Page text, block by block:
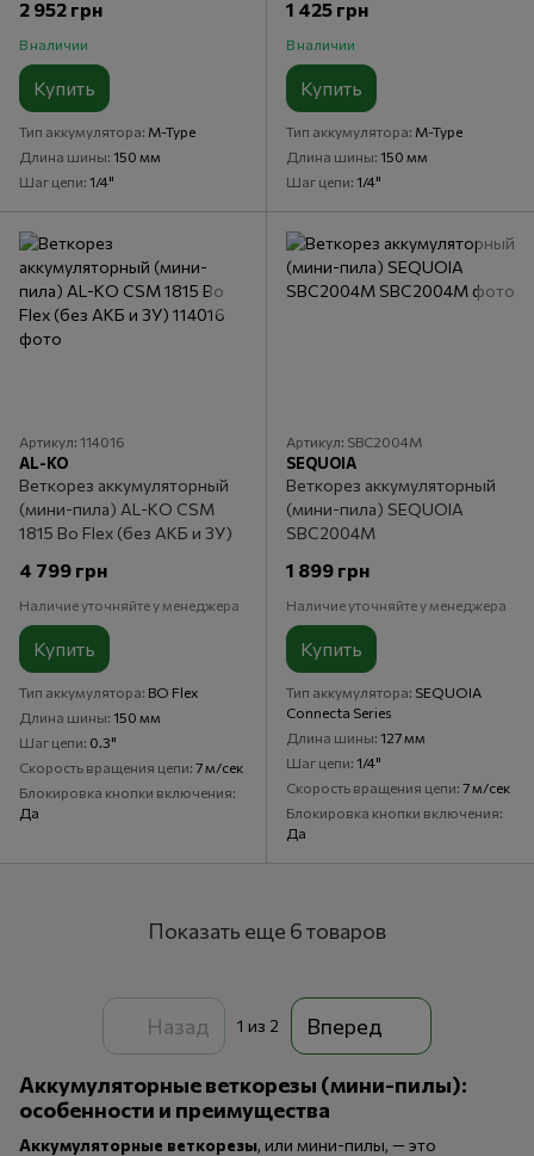
2 952 грн
В наличии
Купить
Тип аккумулятора M-Type
Длина шины 150 мм
Шаг цепи 1/4"
1 425 грн
В наличии
Купить
Тип аккумулятора M-Type
Длина шины 150 мм
Шаг цепи 1/4"
Артикул: 114016
AL-KO
Веткорез аккумуляторный
(мини-пила) AL-KO CSM
1815 Bo Flex (без АКБ и ЗУ)
4 799 грн
Наличие уточняйте у менеджера
Купить
Тип аккумулятора BO Flex
Длина шины 150 мм
Шаг цепи 0.3"
Скорость вращения цепи 7 м/сек
Блокировка кнопки включения
Да
Артикул: SBC2004M
SEQUOIA
Веткорез аккумуляторный
(мини-пила) SEQUOIA
SBC2004M
1 899 грн
Наличие уточняйте у менеджера
Купить
Тип аккумулятора SEQUOIA
Connecta Series
Длина шины 127 мм
Шаг цепи 1/4"
Скорость вращения цепи 7 м/сек
Блокировка кнопки включения
Да
Показать еще 6 товаров
Назад 1 из 2 Вперед
Аккумуляторные веткорезы (мини-пилы):
особенности и преимущества
Аккумуляторные веткорезы, или мини-пилы, — это